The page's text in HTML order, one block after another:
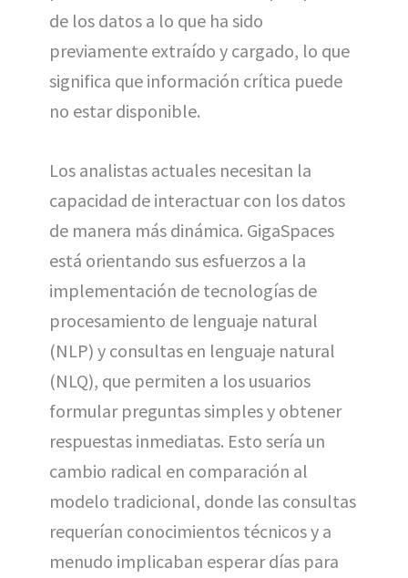
de los datos a lo que ha sido
previamente extraído y cargado, lo que
significa que información crítica puede
no estar disponible.
Los analistas actuales necesitan la
capacidad de interactuar con los datos
de manera más dinámica. GigaSpaces
está orientando sus esfuerzos a la
implementación de tecnologías de
procesamiento de lenguaje natural
(NLP) y consultas en lenguaje natural
(NLQ), que permiten a los usuarios
formular preguntas simples y obtener
respuestas inmediatas. Esto sería un
cambio radical en comparación al
modelo tradicional, donde las consultas
requerían conocimientos técnicos y a
menudo implicaban esperar días para